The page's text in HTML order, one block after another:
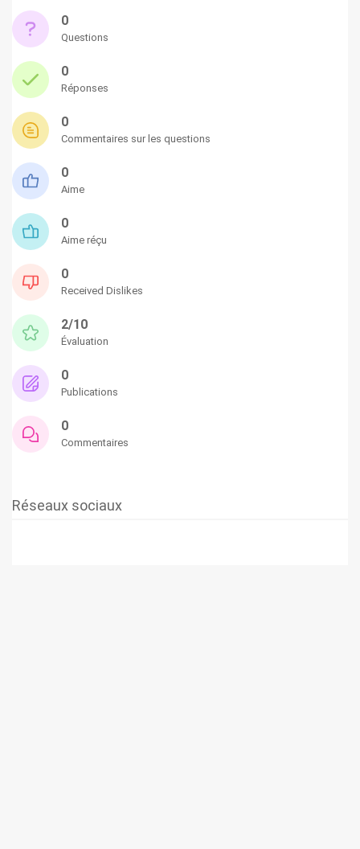
0
Questions
0
Réponses
0
Commentaires sur les questions
0
Aime
0
Aime réçu
0
Received Dislikes
2/10
Évaluation
0
Publications
0
Commentaires
Réseaux sociaux